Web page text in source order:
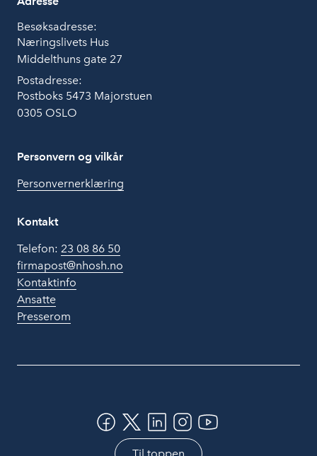
Besøksadresse:
Næringslivets Hus
Middelthuns gate 27
Postadresse:
Postboks 5473 Majorstuen
0305 OSLO
Personvern og vilkår
Personvernerklæring
Kontakt
Telefon: 23 08 86 50
firmapost@nhosh.no
Kontaktinfo
Ansatte
Presserom